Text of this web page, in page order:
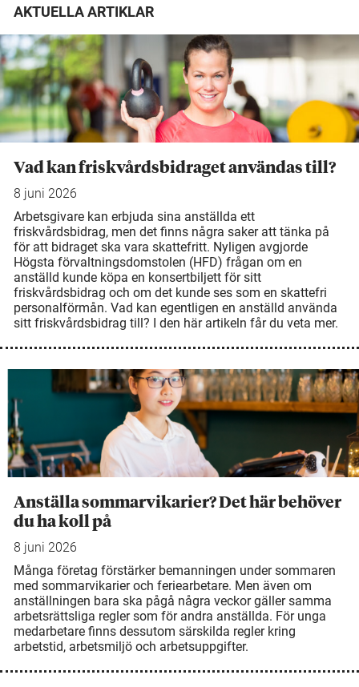
AKTUELLA ARTIKLAR
Vad kan friskvårdsbidraget användas till?
8 juni 2026
Arbetsgivare kan erbjuda sina anställda ett
friskvårdsbidrag, men det finns några saker att tänka på
för att bidraget ska vara skattefritt. Nyligen avgjorde
Högsta förvaltningsdomstolen (HFD) frågan om en
anställd kunde köpa en konsertbiljett för sitt
friskvårdsbidrag och om det kunde ses som en skattefri
personalförmån. Vad kan egentligen en anställd använda
sitt friskvårdsbidrag till? I den här artikeln får du veta mer.
Anställa sommarvikarier? Det här behöver
du ha koll på
8 juni 2026
Många företag förstärker bemanningen under sommaren
med sommarvikarier och feriearbetare. Men även om
anställningen bara ska pågå några veckor gäller samma
arbetsrättsliga regler som för andra anställda. För unga
medarbetare finns dessutom särskilda regler kring
arbetstid, arbetsmiljö och arbetsuppgifter.